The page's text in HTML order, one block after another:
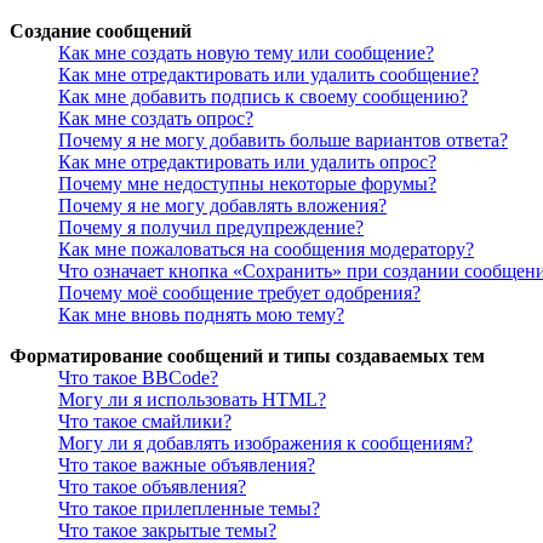
Создание сообщений
Как мне создать новую тему или сообщение?
Как мне отредактировать или удалить сообщение?
Как мне добавить подпись к своему сообщению?
Как мне создать опрос?
Почему я не могу добавить больше вариантов ответа?
Как мне отредактировать или удалить опрос?
Почему мне недоступны некоторые форумы?
Почему я не могу добавлять вложения?
Почему я получил предупреждение?
Как мне пожаловаться на сообщения модератору?
Что означает кнопка «Сохранить» при создании
Почему моё сообщение требует одобрения?
Как мне вновь поднять мою тему?
Форматирование сообщений и типы создаваемых тем
Что такое BBCode?
Могу ли я использовать HTML?
Что такое смайлики?
Могу ли я добавлять изображения к сообщениям?
Что такое важные объявления?
Что такое объявления?
Что такое прилепленные темы?
Что такое закрытые темы?